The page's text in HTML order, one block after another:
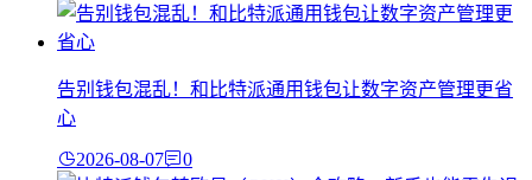
告别钱包混乱！和比特派通用钱包让数字资产管理更省
心
2026-08-07 0